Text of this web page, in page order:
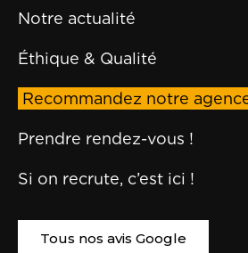
Notre actualité
Éthique & Qualité
Recommandez notre
Prendre rendez-vous !
Si on recrute, c’est ici !
Tous nos avis Google